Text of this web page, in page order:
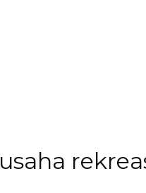
usaha